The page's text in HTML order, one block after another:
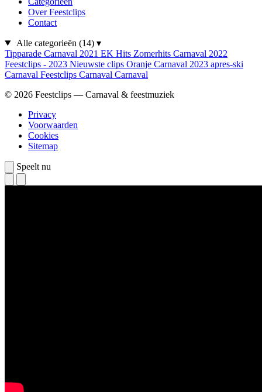
Over Feestclips
Contact
Alle categorieën (14) ▾
Tipparade Carnaval 2021 EK Hits Zomerhits Carnaval 2022
Feestclips - 2023 Nieuwste clips Oranje Carnaval 2023 apres-ski
Carnaval Feestclips Carnaval Carnaval
© 2026 Feestclips — Carnaval & feestmuziek
Privacy
Voorwaarden
Cookies
Sitemap
Speelt nu